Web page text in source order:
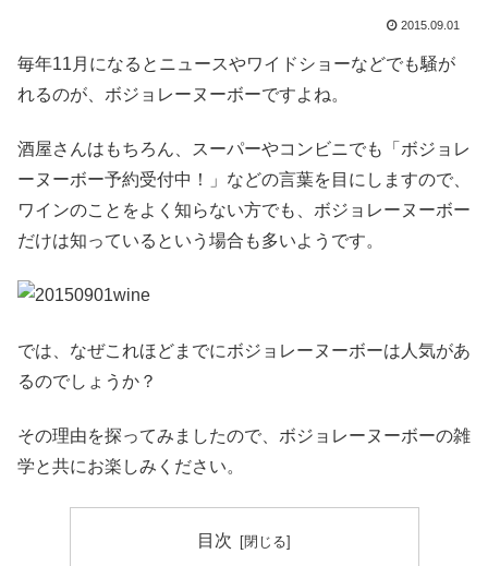
2015.09.01
毎年11月になるとニュースやワイドショーなどでも騒が
れるのが、ボジョレーヌーボーですよね。
酒屋さんはもちろん、スーパーやコンビニでも「ボジョレ
ーヌーボー予約受付中！」などの言葉を目にしますので、
ワインのことをよく知らない方でも、ボジョレーヌーボー
だけは知っているという場合も多いようです。
では、なぜこれほどまでにボジョレーヌーボーは人気があ
るのでしょうか？
その理由を探ってみましたので、ボジョレーヌーボーの雑
学と共にお楽しみください。
目次